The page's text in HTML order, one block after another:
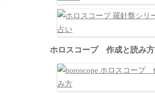
ホロスコープ 作成と読み方